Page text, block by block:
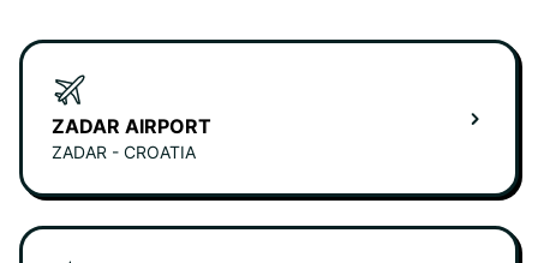
ZADAR AIRPORT
ZADAR - CROATIA